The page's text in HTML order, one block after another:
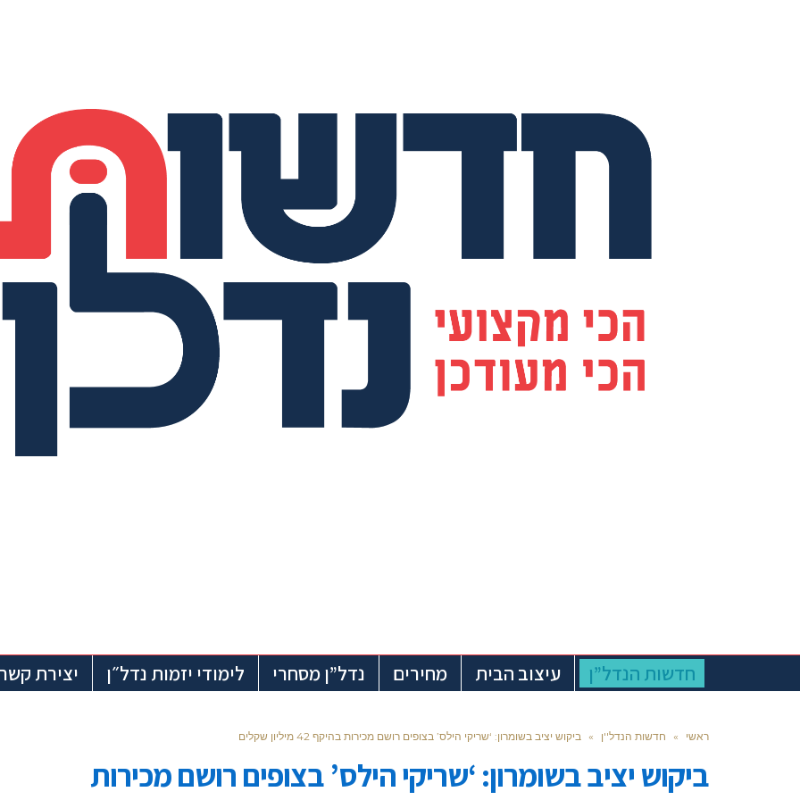
חדשות הנדל”ן עיצוב הבית מחירים נדל”ן מסחרי לימודי יזמות נדל״ן יצירת קשר
ראשי » חדשות הנדל''ן » ביקוש יציב בשומרון: ‘שריקי הילס’ בצופים רושם מכירות בהיקף 42 מיליון שקלים
ביקוש יציב בשומרון: ‘שריקי הילס’ בצופים רושם מכירות